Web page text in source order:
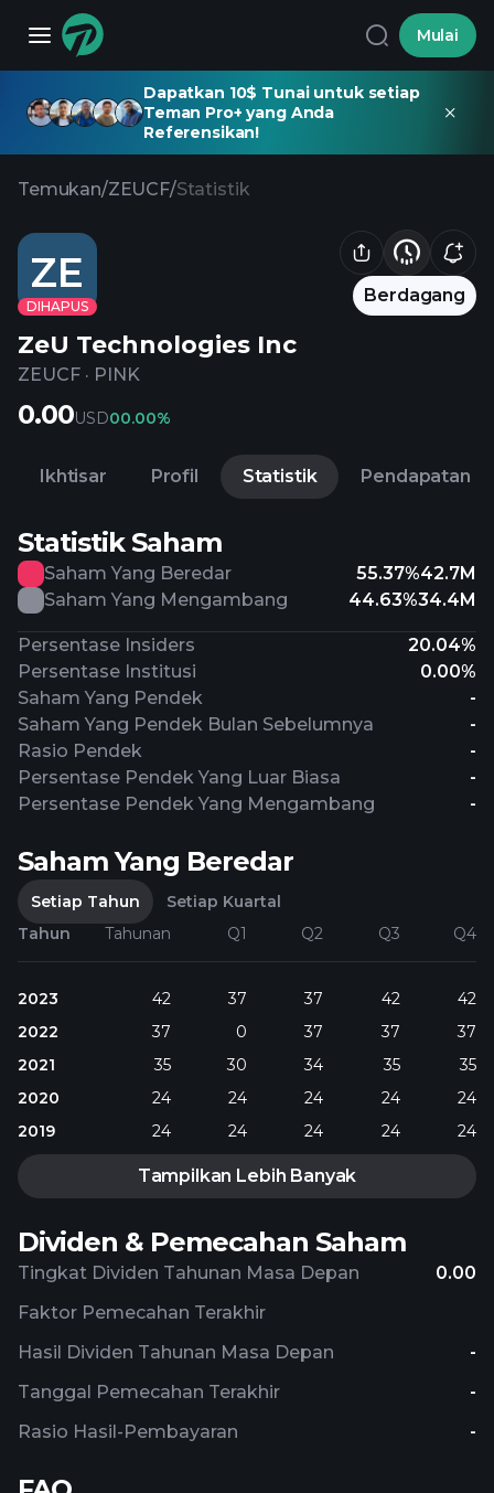
Mulai
Dapatkan 10$ Tunai untuk setiap
Teman Pro+ yang Anda
Referensikan!
Temukan/ZEUCF/Statistik
ZE
DIHAPUS
Berdagang
ZeU Technologies Inc
ZEUCF · PINK
0.00USD00.00%
Ikhtisar Profil Statistik Pendapatan
Statistik Saham
Saham Yang Beredar 55.37%42.7M
Saham Yang Mengambang
44.63%34.4M
Persentase Insiders
20.04%
Persentase Institusi
0.00%
Saham Yang Pendek
-
Saham Yang Pendek Bulan Sebelumnya
-
Rasio Pendek
-
Persentase Pendek Yang Luar Biasa
-
Persentase Pendek Yang Mengambang
-
Saham Yang Beredar
Setiap Tahun
Setiap Kuartal
Tahun
Tahunan Q1 Q2 Q3 Q4
2023 42 37 37 42
42
2022
37 0 37 37
37
2021
35 30 34 35
35
2020
24 24 24 24
24
2019
24 24 24 24 24
Tampilkan Lebih Banyak
Dividen & Pemecahan Saham
Tingkat Dividen Tahunan Masa Depan 0.00
Hasil Dividen Tahunan Masa Depan -
Rasio Hasil-Pembayaran -
Faktor Pemecahan Terakhir
Tanggal Pemecahan Terakhir -